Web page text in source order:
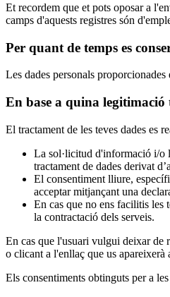
Et recordem que et pots oposar a
camps d'aquests registres són
Per quant de temps es
Les dades personals
En base a quina legitimació
El tractament de les teves dades es
La sol·licitud d'informació i/o
tractament de dades derivat
El consentiment lliure,
acceptar mitjançant una
En cas que no ens facilitis les
la contractació dels serveis.
En cas que l'usuari vulgui deixar de
o clicant a l'enllaç que us
Els consentiments obtinguts per a